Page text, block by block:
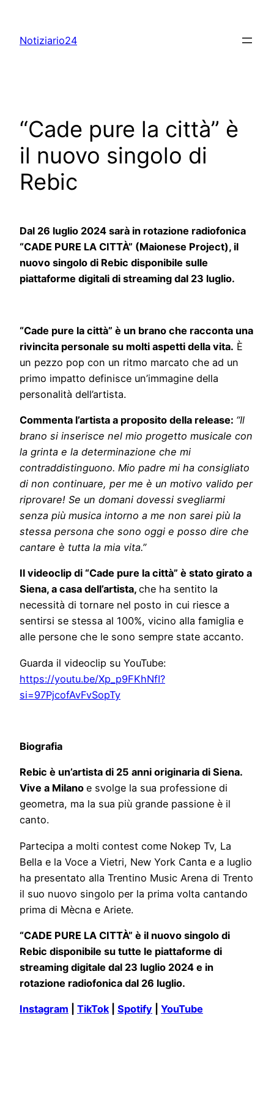
content
Notiziario24
“Cade pure la città” è
il nuovo singolo di
Rebic
Dal 26 luglio 2024 sarà in rotazione radiofonica
“CADE PURE LA CITTÀ” (Maionese Project), il
nuovo singolo di Rebic disponibile sulle
piattaforme digitali di streaming dal 23 luglio.
“Cade pure la città” è un brano che racconta una
rivincita personale su molti aspetti della vita. È
un pezzo pop con un ritmo marcato che ad un
primo impatto definisce un’immagine della
personalità dell’artista.
Commenta l’artista a proposito della release: “Il
brano si inserisce nel mio progetto musicale con
la grinta e la determinazione che mi
contraddistinguono. Mio padre mi ha consigliato
di non continuare, per me è un motivo valido per
riprovare! Se un domani dovessi svegliarmi
senza più musica intorno a me non sarei più la
stessa persona che sono oggi e posso dire che
cantare è tutta la mia vita.”
Il videoclip di “Cade pure la città” è stato girato a
Siena, a casa dell’artista, che ha sentito la
necessità di tornare nel posto in cui riesce a
sentirsi se stessa al 100%, vicino alla famiglia e
alle persone che le sono sempre state accanto.
Guarda il videoclip su YouTube:
https://youtu.be/Xp_p9FKhNfI?
si=97PjcofAvFvSopTy
Biografia
Rebic è un’artista di 25 anni originaria di Siena.
Vive a Milano e svolge la sua professione di
geometra, ma la sua più grande passione è il
canto.
Partecipa a molti contest come Nokep Tv, La
Bella e la Voce a Vietri, New York Canta e a luglio
ha presentato alla Trentino Music Arena di Trento
il suo nuovo singolo per la prima volta cantando
prima di Mècna e Ariete.
“CADE PURE LA CITTÀ” è il nuovo singolo di
Rebic disponibile su tutte le piattaforme di
streaming digitale dal 23 luglio 2024 e in
rotazione radiofonica dal 26 luglio.
Instagram TikTok| Spotify YouTube